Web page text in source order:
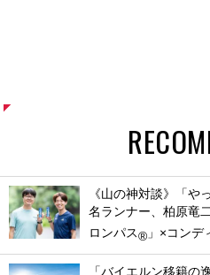
《山の神対談》「や
名ランナー、柏原竜
ロンパス® 」×コンデ
「バイエルン移籍の